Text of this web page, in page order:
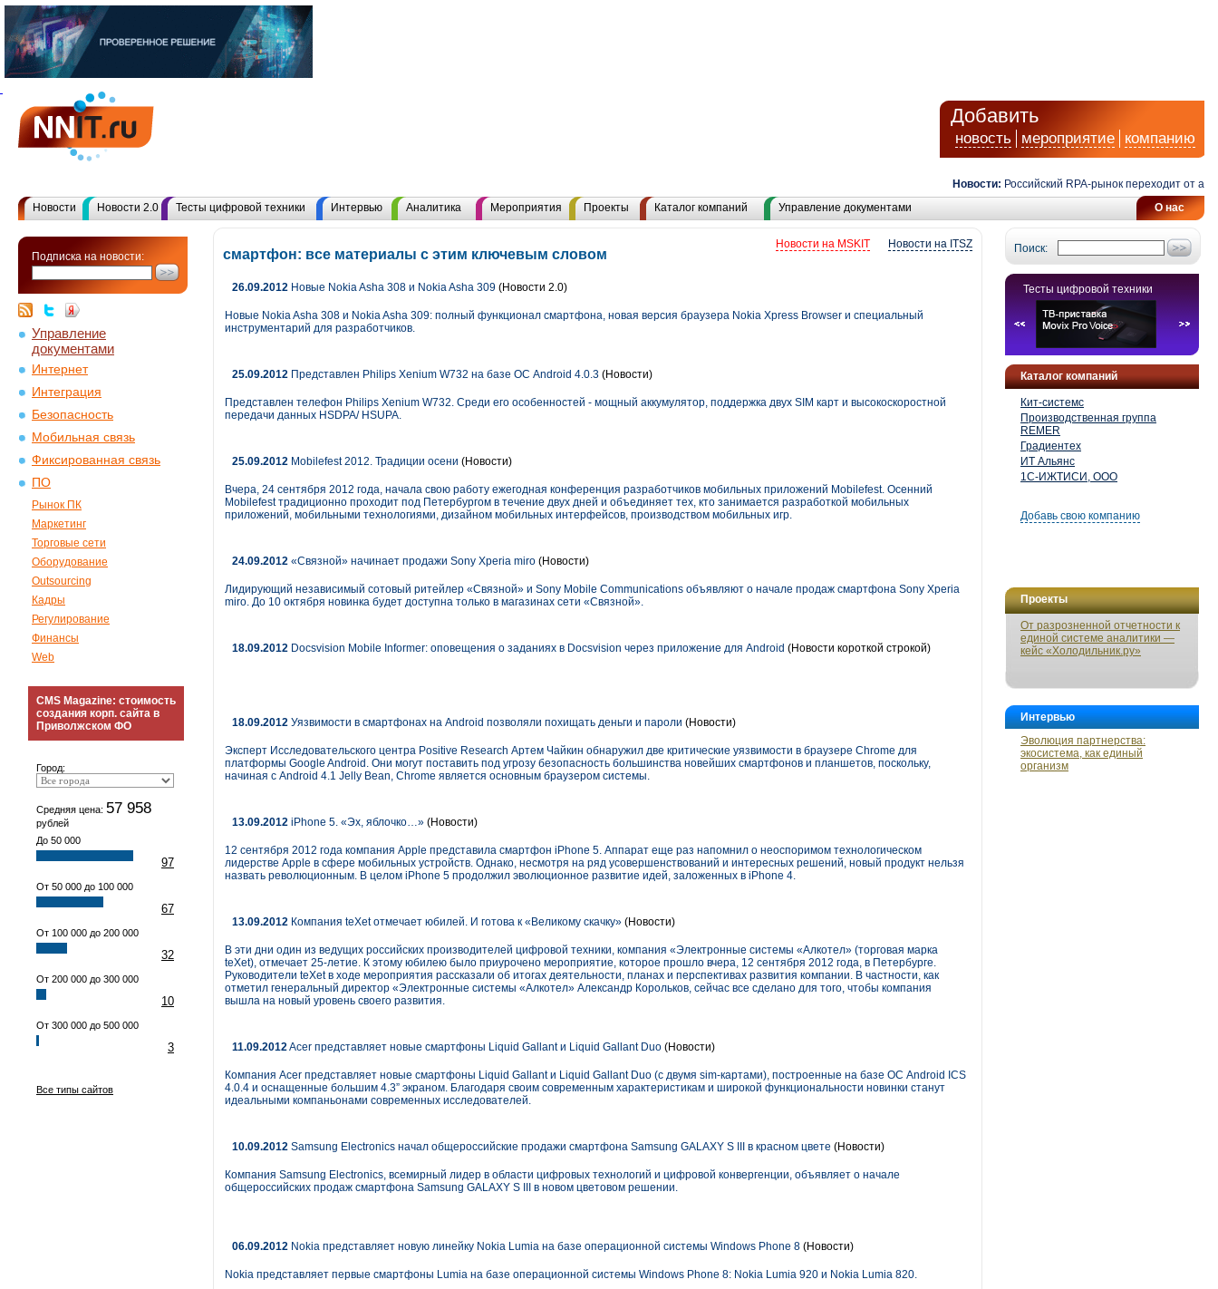
Добавить
новость мероприятие компанию
Новости: Российский RPA-рынок переходит от
О нас
Новости Новости 2.0 Тесты цифровой техники Интервью Аналитика Мероприятия Проекты Каталог компаний Управление документами
Подписка на новости:
Управление
документами
Интернет
Интеграция
Безопасность
Мобильная связь
Фиксированная связь
ПО
Рынок ПК
Маркетинг
Торговые сети
Оборудование
Outsourcing
Кадры
Регулирование
Финансы
Web
CMS Magazine: стоимость
создания корп. сайта в
Приволжском ФО
Город:
Средняя цена: 57 958
рублей
До 50 000
97
От 50 000 до 100 000
67
От 100 000 до 200 000
32
От 200 000 до 300 000
10
От 300 000 до 500 000
3
Все типы сайтов
Поиск:
Тесты цифровой техники
Каталог компаний
Кит-системс
Производственная группа
REMER
Градиентех
ИТ Альянс
1С-ИЖТИСИ, ООО
Добавь свою компанию
Проекты
От разрозненной отчетности к
единой системе аналитики —
кейс «Холодильник.ру»
Интервью
Эволюция партнерства:
экосистема, как единый
организм
Новости на ITSZ
Новости на MSKIT
смартфон: все материалы с этим ключевым словом
26.09.2012 Новые Nokia Asha 308 и Nokia Asha 309 (Новости 2.0)
Новые Nokia Asha 308 и Nokia Asha 309: полный функционал смартфона, новая версия браузера Nokia Xpress Browser и специальный
инструментарий для разработчиков.
25.09.2012 Представлен Philips Xenium W732 на базе ОС Android 4.0.3 (Новости)
Представлен телефон Philips Xenium W732. Среди его особенностей - мощный аккумулятор, поддержка двух SIM карт и высокоскоростной
передачи данных HSDPA/ HSUPA.
25.09.2012 Mobilefest 2012. Традиции осени (Новости)
Вчера, 24 сентября 2012 года, начала свою работу ежегодная конференция разработчиков мобильных приложений Mobilefest. Осенний
Mobilefest традиционно проходит под Петербургом в течение двух дней и объединяет тех, кто занимается разработкой мобильных
приложений, мобильными технологиями, дизайном мобильных интерфейсов, производством мобильных игр.
24.09.2012 «Связной» начинает продажи Sony Xperia miro (Новости)
Лидирующий независимый сотовый ритейлер «Связной» и Sony Mobile Communications объявляют о начале продаж смартфона Sony Xperia
miro. До 10 октября новинка будет доступна только в магазинах сети «Связной».
18.09.2012 Docsvision Mobile Informer: оповещения о заданиях в Docsvision через приложение для Android (Новости короткой строкой)
18.09.2012 Уязвимости в смартфонах на Android позволяли похищать деньги и пароли (Новости)
Эксперт Исследовательского центра Positive Research Артем Чайкин обнаружил две критические уязвимости в браузере Chrome для
платформы Google Android. Они могут поставить под угрозу безопасность большинства новейших смартфонов и планшетов, поскольку,
начиная с Android 4.1 Jelly Bean, Chrome является основным браузером системы.
13.09.2012 iPhone 5. «Эх, яблочко…» (Новости)
12 сентября 2012 года компания Apple представила смартфон iPhone 5. Аппарат еще раз напомнил о неоспоримом технологическом
лидерстве Apple в сфере мобильных устройств. Однако, несмотря на ряд усовершенствований и интересных решений, новый продукт нельзя
назвать революционным. В целом iPhone 5 продолжил эволюционное развитие идей, заложенных в iPhone 4.
13.09.2012 Компания teXet отмечает юбилей. И готова к «Великому скачку» (Новости)
В эти дни один из ведущих российских производителей цифровой техники, компания «Электронные системы «Алкотел» (торговая марка
teXet), отмечает 25-летие. К этому юбилею было приурочено мероприятие, которое прошло вчера, 12 сентября 2012 года, в Петербурге.
Руководители teXet в ходе мероприятия рассказали об итогах деятельности, планах и перспективах развития компании. В частности, как
отметил генеральный директор «Электронные системы «Алкотел» Александр Корольков, сейчас все сделано для того, чтобы компания
вышла на новый уровень своего развития.
11.09.2012Acer представляет новые смартфоны Liquid Gallant и Liquid Gallant Duo (Новости)
Компания Acer представляет новые смартфоны Liquid Gallant и Liquid Gallant Duo (с двумя sim-картами), построенные на базе ОС Android ICS
4.0.4 и оснащенные большим 4.3” экраном. Благодаря своим современным характеристикам и широкой функциональности новинки станут
идеальными компаньонами современных исследователей.
10.09.2012 Samsung Electronics начал общероссийские продажи смартфона Samsung GALAXY S III в красном цвете (Новости)
Компания Samsung Electronics, всемирный лидер в области цифровых технологий и цифровой конвергенции, объявляет о начале
общероссийских продаж смартфона Samsung GALAXY S III в новом цветовом решении.
06.09.2012 Nokia представляет новую линейку Nokia Lumia на базе операционной системы Windows Phone 8 (Новости)
Nokia представляет первые смартфоны Lumia на базе операционной системы Windows Phone 8: Nokia Lumia 920 и Nokia Lumia 820.